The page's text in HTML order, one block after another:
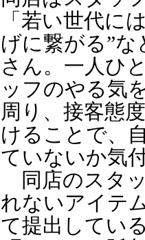
「若い世代に
げに繋がる”
さん。一人ひ
ッフのやる気
周り、接客態
けることで、
ていないか気
同店のスタ
れないアイテ
て提出してい